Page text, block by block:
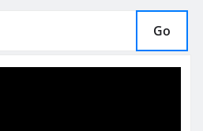
Go